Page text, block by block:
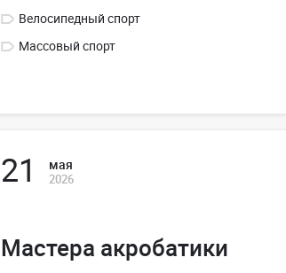
Велосипедный спорт
Массовый спорт
21 мая
2026
Мастера акробатики